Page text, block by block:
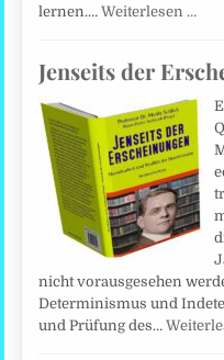
lernen.…Weiterlesen …
Jenseits der
nicht vorausgesehen
Determinismus und
und Prüfung des…